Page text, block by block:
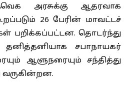
அரசுக்கு ஆதரவாக
26 பேரின் மாவட்டச்
பறிக்கப்பட்டன. தொடர்ந்து
சபாநாயகர்
ஆளுநரையும் சந்தித்து
வருகின்றன.